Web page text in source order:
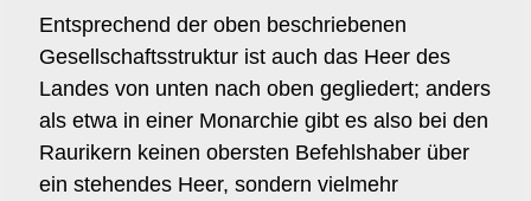
Entsprechend der oben beschriebenen
Gesellschaftsstruktur ist auch das Heer des
Landes von unten nach oben gegliedert; anders
als etwa in einer Monarchie gibt es also bei den
Raurikern keinen obersten Befehlshaber über
ein stehendes Heer, sondern vielmehr